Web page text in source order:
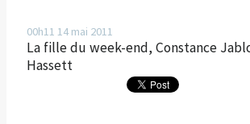
00h11 14 mai 2011
La fille du week-end, Constance
Hassett